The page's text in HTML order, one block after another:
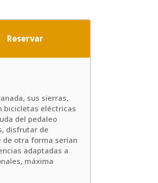
Reservar
sus sierras,
bicicletas eléctricas
del pedaleo
disfrutar de
de otra forma serían
adaptadas a
máxima